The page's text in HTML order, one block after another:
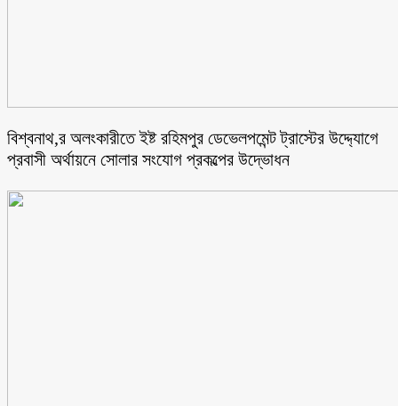
বিশ্বনাথ,র অলংকারীতে ইষ্ট রহিমপুর ডেভেলপমেন্ট ট্রাস্টের উদ্দ্যোগে
প্রবাসী অর্থায়নে সোলার সংযোগ প্রকল্পের উদ্ভোধন